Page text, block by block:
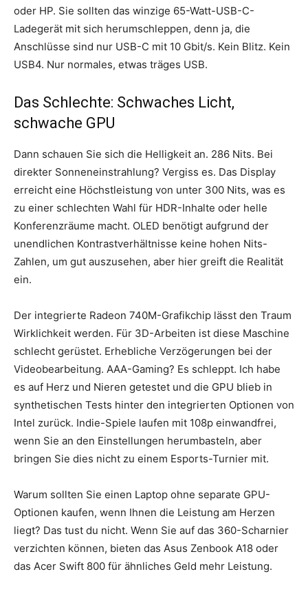
oder HP. Sie sollten das winzige 65-Watt-USB-C-
Ladegerät mit sich herumschleppen, denn ja, die
Anschlüsse sind nur USB-C mit 10 Gbit/s. Kein Blitz. Kein
USB4. Nur normales, etwas träges USB.
Das Schlechte: Schwaches Licht,
schwache GPU
Dann schauen Sie sich die Helligkeit an. 286 Nits. Bei
direkter Sonneneinstrahlung? Vergiss es. Das Display
erreicht eine Höchstleistung von unter 300 Nits, was es
zu einer schlechten Wahl für HDR-Inhalte oder helle
Konferenzräume macht. OLED benötigt aufgrund der
unendlichen Kontrastverhältnisse keine hohen Nits-
Zahlen, um gut auszusehen, aber hier greift die Realität
ein.
Der integrierte Radeon 740M-Grafikchip lässt den Traum
Wirklichkeit werden. Für 3D-Arbeiten ist diese Maschine
schlecht gerüstet. Erhebliche Verzögerungen bei der
Videobearbeitung. AAA-Gaming? Es schleppt. Ich habe
es auf Herz und Nieren getestet und die GPU blieb in
synthetischen Tests hinter den integrierten Optionen von
Intel zurück. Indie-Spiele laufen mit 108p einwandfrei,
wenn Sie an den Einstellungen herumbasteln, aber
bringen Sie dies nicht zu einem Esports-Turnier mit.
Warum sollten Sie einen Laptop ohne separate GPU-
Optionen kaufen, wenn Ihnen die Leistung am Herzen
liegt? Das tust du nicht. Wenn Sie auf das 360-Scharnier
verzichten können, bieten das Asus Zenbook A18 oder
das Acer Swift 800 für ähnliches Geld mehr Leistung.